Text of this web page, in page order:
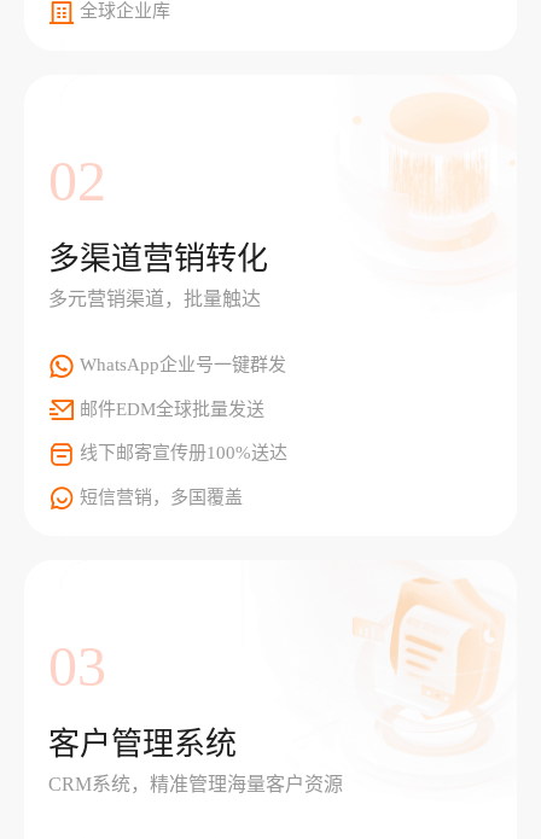
全球企业库
02
多渠道营销转化
多元营销渠道，批量触达
WhatsApp企业号一键群发
邮件EDM全球批量发送
线下邮寄宣传册100%送达
短信营销，多国覆盖
03
客户管理系统
CRM系统，精准管理海量客户资源